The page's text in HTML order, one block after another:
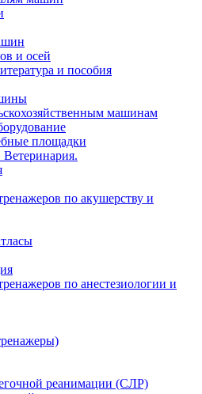
и осей
и пособия
машинам
площадки
по акушерству и
по анестезиологии и
реанимации (СЛР)